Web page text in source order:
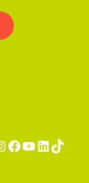
Instagram
Facebook